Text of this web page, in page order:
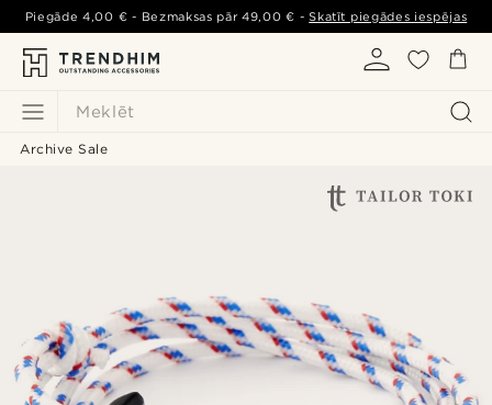
Meklēt
Piegāde4,00 € - Bezmaksas pār49,00 € -Skatīt piegādes iespējas
Archive Sale